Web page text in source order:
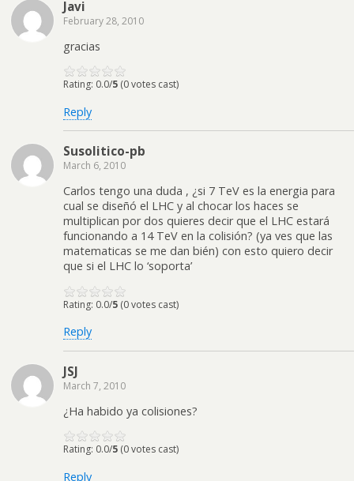
Javi
February 28, 2010
gracias
Rating: 0.0/5 (0 votes cast)
Reply
Susolitico-pb
March 6, 2010
Carlos tengo una duda , ¿si 7 TeV es la energia para
cual se diseñó el LHC y al chocar los haces se
multiplican por dos quieres decir que el LHC estará
funcionando a 14 TeV en la colisión? (ya ves que las
matematicas se me dan bién) con esto quiero decir
que si el LHC lo ‘soporta’
Rating: 0.0/5 (0 votes cast)
Reply
JSJ
March 7, 2010
¿Ha habido ya colisiones?
Rating: 0.0/5 (0 votes cast)
Reply